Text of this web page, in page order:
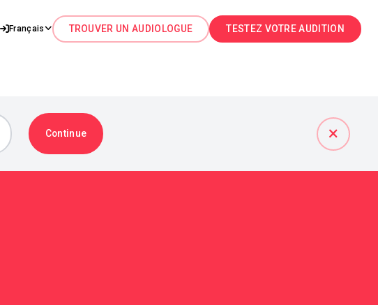
Français TROUVER UN AUDIOLOGUE TESTEZ VOTRE AUDITION
Continue